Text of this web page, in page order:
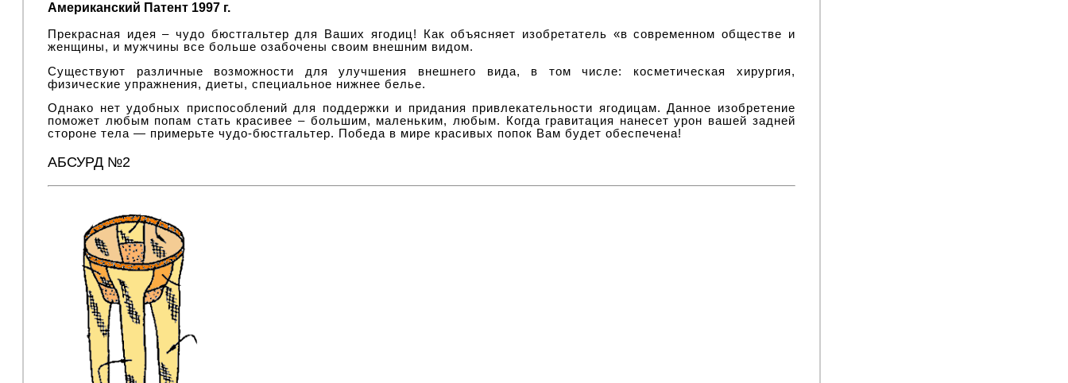
Американский Патент 1997 г.
Прекрасная идея – чудо бюстгальтер для Ваших ягодиц! Как объясняет изобретатель «в современном обществе и
женщины, и мужчины все больше озабочены своим внешним видом.
Существуют различные возможности для улучшения внешнего вида, в том числе: косметическая хирургия,
физические упражнения, диеты, специальное нижнее белье.
Однако нет удобных приспособлений для поддержки и придания привлекательности ягодицам. Данное изобретение
поможет любым попам стать красивее – большим, маленьким, любым. Когда гравитация нанесет урон вашей задней
стороне тела — примерьте чудо-бюстгальтер. Победа в мире красивых попок Вам будет обеспечена!
АБСУРД №2